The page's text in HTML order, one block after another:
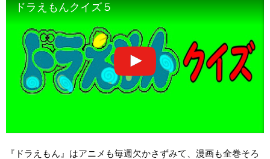
ドラえもんクイズ５
『ドラえもん』はアニメも毎週欠かさずみて、漫画も全巻そろ